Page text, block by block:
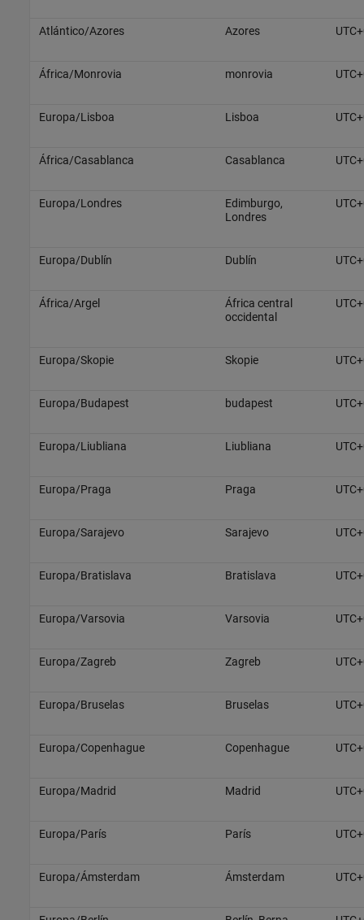
Atlántico/Azores Azores
África/Monrovia monrovia
Europa/Lisboa Lisboa
África/Casablanca Casablanca
Europa/Londres
Edimburgo,
Londres
Europa/Dublín Dublín
África/Argel
África central
occidental
Europa/Skopie Skopie
Europa/Budapest budapest
Europa/Liubliana Liubliana
Europa/Praga Praga
Europa/Sarajevo Sarajevo
Europa/Bratislava Bratislava
Europa/Varsovia Varsovia
Europa/Zagreb Zagreb
Europa/Bruselas Bruselas
Europa/Copenhague Copenhague
Europa/Madrid Madrid
Europa/París París
Europa/Ámsterdam Ámsterdam